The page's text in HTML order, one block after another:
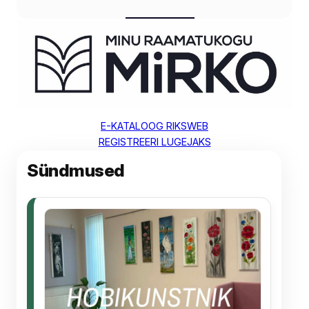
E-KATALOOG RIKSWEB
REGISTREERI LUGEJAKS
Sündmused